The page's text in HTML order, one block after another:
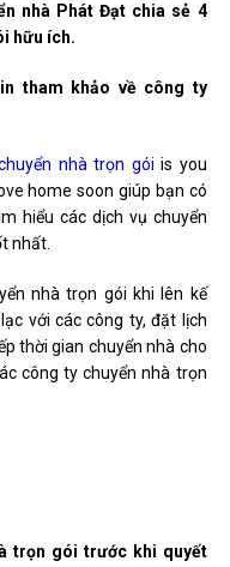
nhà Phát Đạt chia sẻ 4
hữu ích.
tham khảo về công ty
nhà trọn gói is you
home soon giúp bạn có
hiểu các dịch vụ chuyển
nhất.
nhà trọn gói khi lên kế
với các công ty, đặt lịch
thời gian chuyển nhà cho
công ty chuyển nhà trọn
trọn gói trước khi quyết